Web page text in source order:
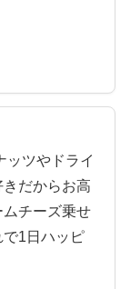
ッツやドライ
だからお高
チーズ乗せ
1日ハッピ